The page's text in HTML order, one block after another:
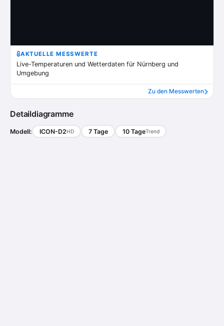
AKTUELLE MESSWERTE
Live-Temperaturen und Wetterdaten für Nürnberg und
Umgebung
Zu den Messwerten
Detaildiagramme
Modell: ICON-D2HD 7 Tage 10 TageTrend